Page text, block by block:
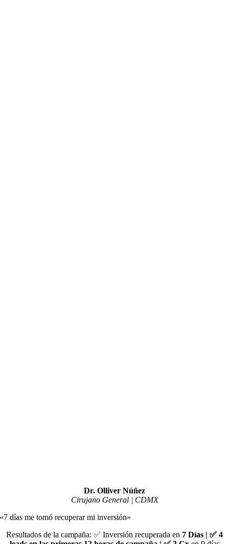
Dr. Olliver Núñez
Cirujano General | CDMX
«7 días me tomó recuperar mi inversión»
Resultados de la campaña: ✅ Inversión recuperada en 7 Días | ✅ 4